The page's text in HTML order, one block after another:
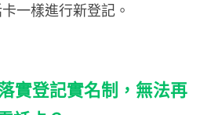
一樣進行新登記。
實登記實名制，無法再